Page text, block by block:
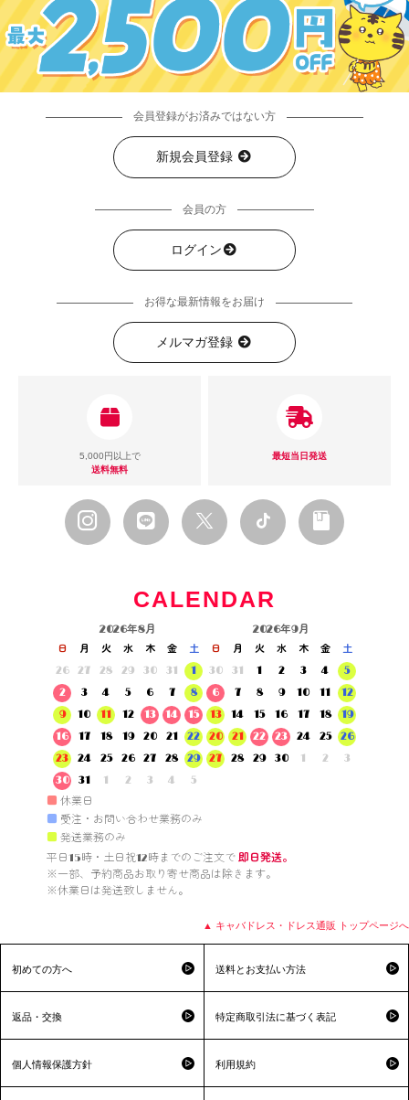
会員登録がお済みではない方
新規会員登録
会員の方
ログイン
お得な最新情報をお届け
メルマガ登録
5,000円以上で
送料無料
最短当日発送
CALENDAR
2026年8月
日 月 火 水 木 金
土
26
27 28 29 30 31
1
2
3 4 5 6 7
8
9
10 11 12 13 14
15
16
17 18 19 20 21
22
23
24 25 26 27 28
29
30
31 1 2 3 4 5
2026年9月
日 月 火 水 木 金
土
30
31 1 2 3 4
5
6
7 8 9 10 11
12
13
14 15 16 17 18
19
20
21 22 23 24 25
26
27
28 29 30 1 2 3
■ 休業日
■ 受注・お問い合わせ業務のみ
■ 発送業務のみ
平日15時・土日祝12時までのご注文で 即日発送。
※一部、予約商品お取り寄せ商品は除きます。
※休業日は発送致しません。
▲ キャバドレス・ドレス通販 トップページへ
初めての方へ 送料とお支払い方法
返品・交換 特定商取引法に基づく表記
個人情報保護方針 利用規約